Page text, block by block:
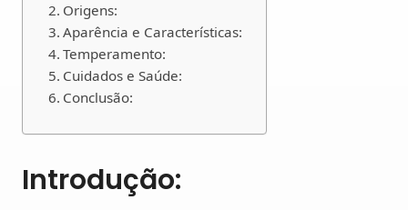
Origens:
Aparência e Características:
Temperamento:
Cuidados e Saúde:
Conclusão:
Introdução: